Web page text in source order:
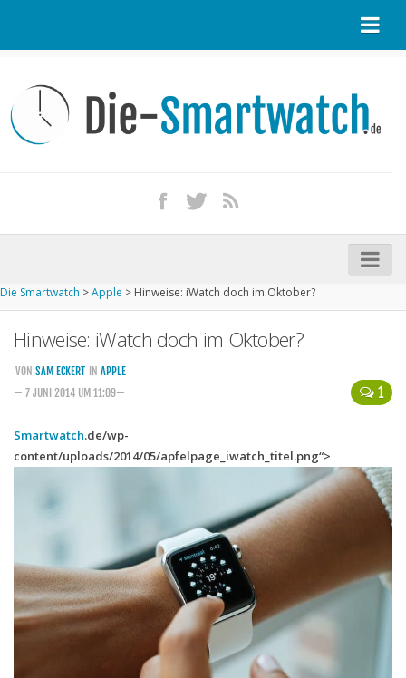
Kontakt / Tipp geben
Impressum
iPhone kaufen
Startseite
Aktuelle Smartwatches im Test
Kommende Smartwatches
Handytarife
BASE
Datentarife
Smartphonetarife
Prepaid-Tarife
Datentarife
Die Smartwatch >Apple > Hinweise: iWatch doch im Oktober?
Hinweise: iWatch doch im Oktober?
1
VON SAM ECKERT IN APPLE
— 7 JUNI 2014 UM 11:09—
Smartwatch.de/wp-
content/uploads/2014/05/apfelpage_iwatch_titel.png“>